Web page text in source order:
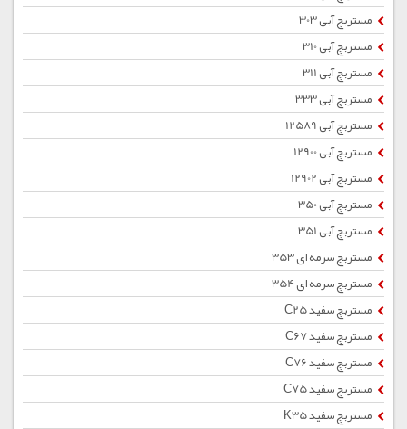
مستربچ آبی 303
مستربچ آبی 310
مستربچ آبی 311
مستربچ آبی 333
مستربچ آبی 12589
مستربچ آبی 12900
مستربچ آبی 12902
مستربچ آبی 350
مستربچ آبی 351
مستربچ سرمه ای 353
مستربچ سرمه ای 354
مستربچ سفید C25
مستربچ سفید C67
مستربچ سفید C76
مستربچ سفید C75
مستربچ سفید K35